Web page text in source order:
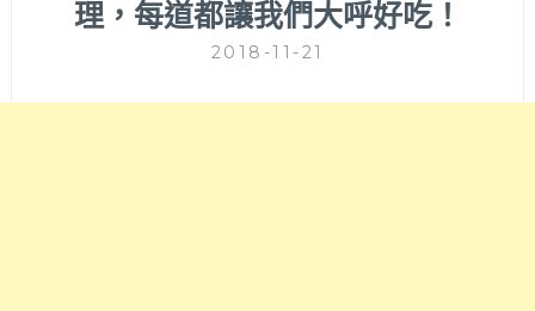
理，每道都讓我們大呼好吃！
2018-11-21